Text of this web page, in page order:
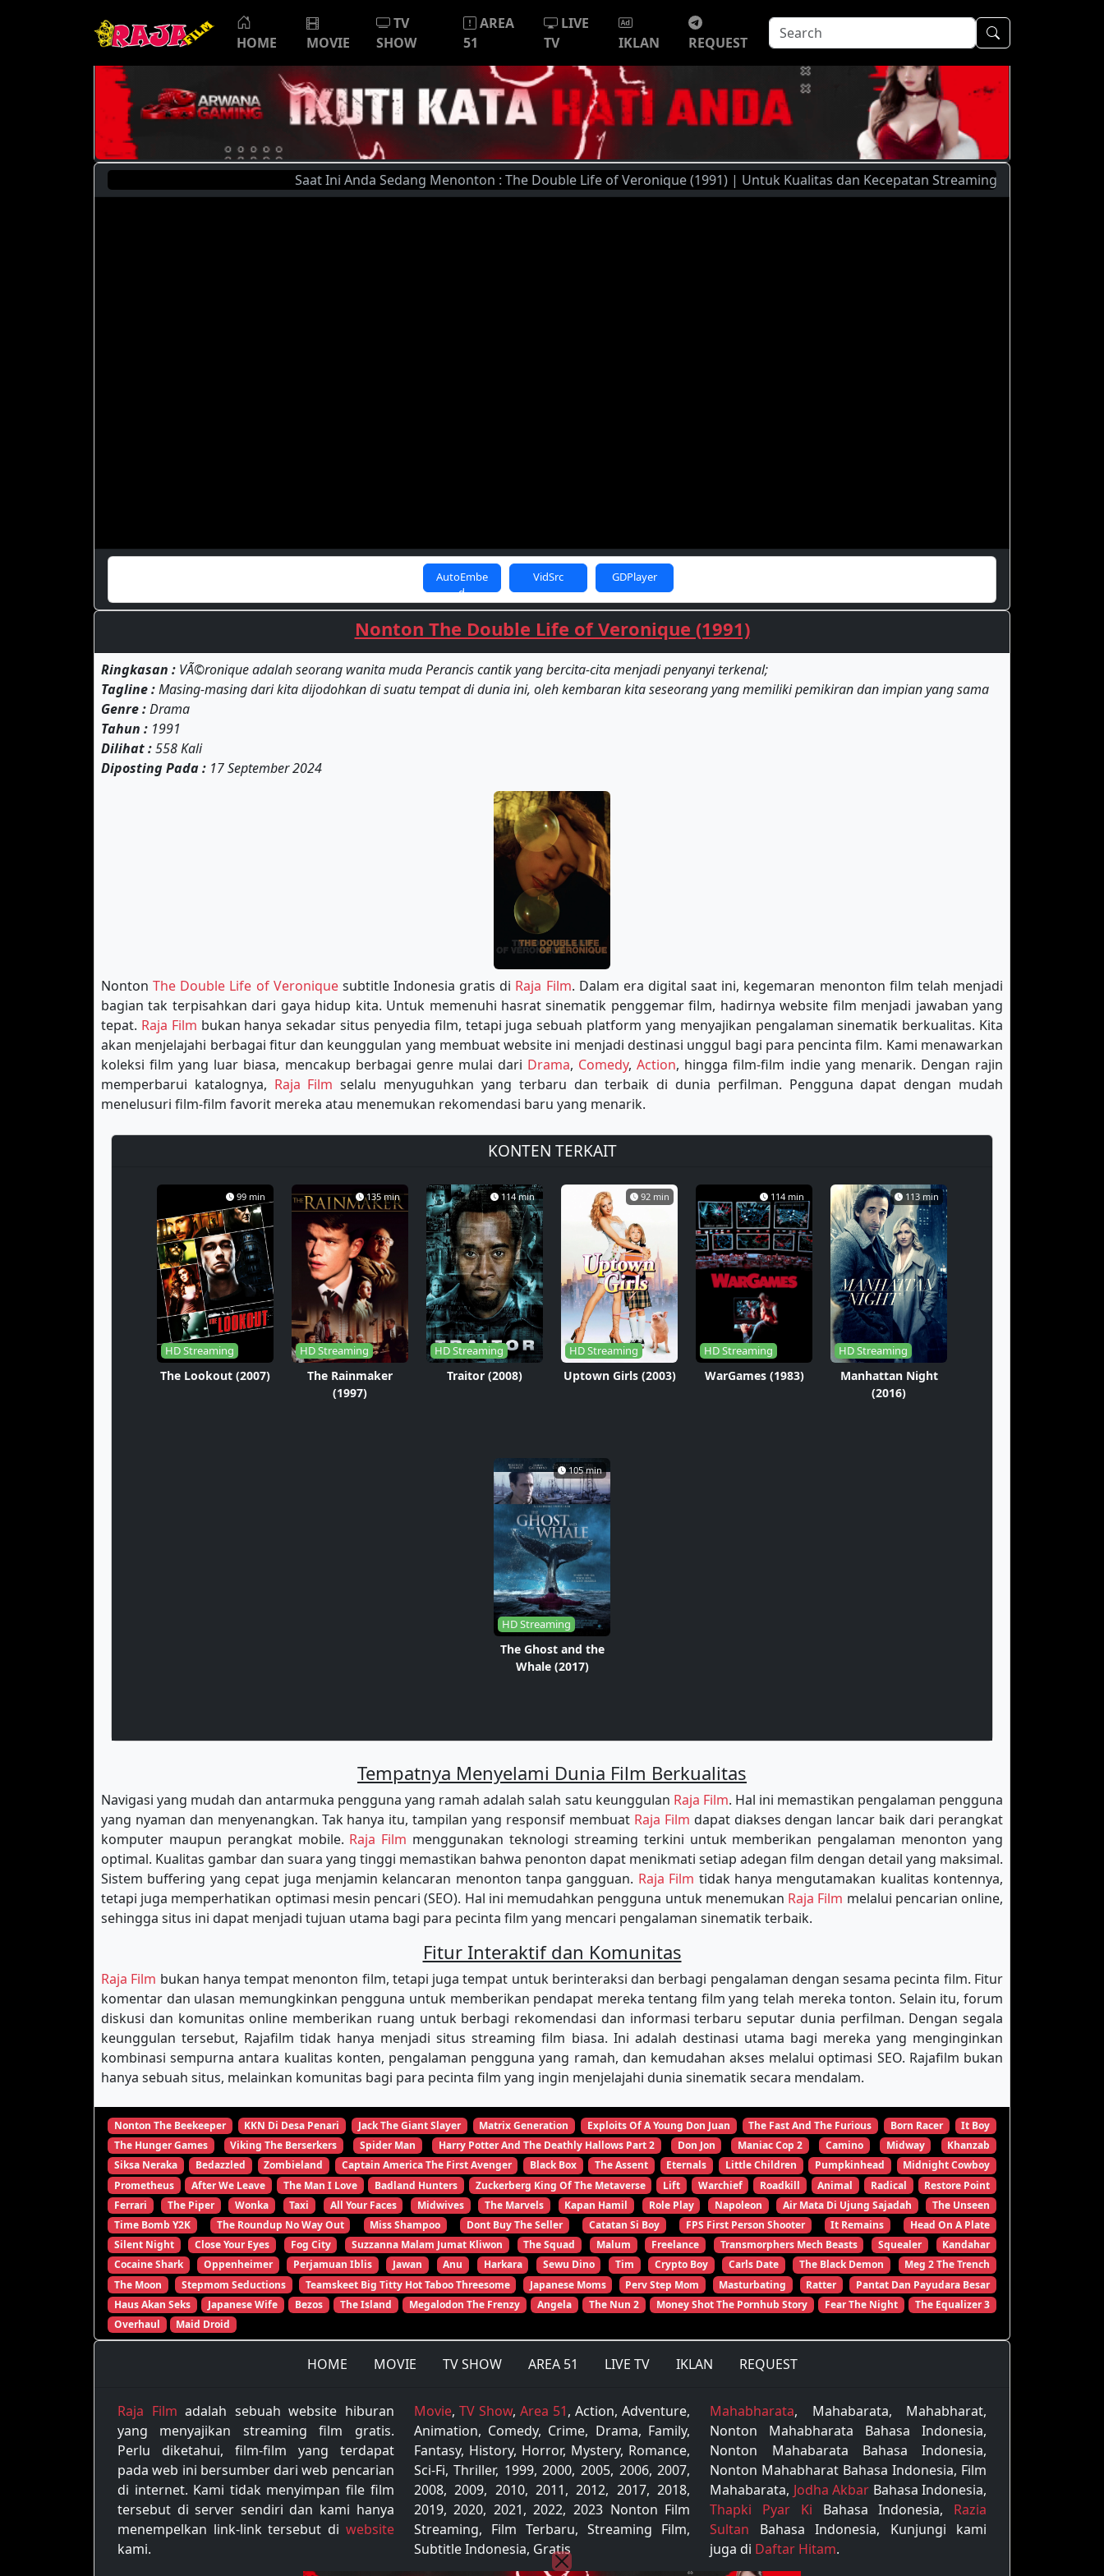
HOME MOVIE
TV
SHOW
AREA
51
LIVE
TV
IKLAN REQUEST
Saat Ini Anda Sedang Menonton : The Double Life of Veronique (1991) | Untuk Kualitas dan Kecepatan Streaming Yang Lebih Baik,
AutoEmbe
d
VidSrc GDPlayer
Nonton The Double Life of Veronique (1991)
Ringkasan : VÃ©ronique adalah seorang wanita muda Perancis cantik yang bercita-cita menjadi penyanyi terkenal;
Tagline :Masing-masing dari kita dijodohkan di suatu tempat di dunia ini, oleh kembaran kita seseorang yang memiliki pemikiran dan impian yang sama
Genre :Drama
Tahun : 1991
Dilihat :558 Kali
Diposting Pada : 17 September 2024
NontonThe Double Life of Veroniquesubtitle Indonesia gratis di Raja Film. Dalam era digital saat ini, kegemaran menonton film telah menjadi
bagian tak terpisahkan dari gaya hidup kita. Untuk memenuhi hasrat sinematik penggemar film, hadirnya website film menjadi jawaban yang
tepat. Raja Film bukan hanya sekadar situs penyedia film, tetapi juga sebuah platform yang menyajikan pengalaman sinematik berkualitas. Kita
akan menjelajahi berbagai fitur dan keunggulan yang membuat website ini menjadi destinasi unggul bagi para pencinta film. Kami menawarkan
koleksi film yang luar biasa, mencakup berbagai genre mulai dari Drama, Comedy,Action, hingga film-film indie yang menarik. Dengan rajin
memperbarui katalognya, Raja Film selalu menyuguhkan yang terbaru dan terbaik di dunia perfilman. Pengguna dapat dengan mudah
menelusuri film-film favorit mereka atau menemukan rekomendasi baru yang menarik.
KONTEN TERKAIT
99 min
HD Streaming
The Lookout (2007)
135 min
HD Streaming
The Rainmaker
(1997)
114 min
HD Streaming
Traitor (2008)
92 min
HD Streaming
Uptown Girls (2003)
114 min
HD Streaming
WarGames (1983)
113 min
HD Streaming
Manhattan Night
(2016)
105 min
HD Streaming
The Ghost and the
Whale (2017)
Tempatnya Menyelami Dunia Film Berkualitas
Navigasi yang mudah dan antarmuka pengguna yang ramah adalah salah satu keunggulan Raja Film. Hal ini memastikan pengalaman pengguna
yang nyaman dan menyenangkan. Tak hanya itu, tampilan yang responsif membuat Raja Film dapat diakses dengan lancar baik dari perangkat
komputer maupun perangkat mobile. Raja Film menggunakan teknologi streaming terkini untuk memberikan pengalaman menonton yang
optimal. Kualitas gambar dan suara yang tinggi memastikan bahwa penonton dapat menikmati setiap adegan film dengan detail yang maksimal.
Sistem buffering yang cepat juga menjamin kelancaran menonton tanpa gangguan. Raja Film tidak hanya mengutamakan kualitas kontennya,
tetapi juga memperhatikan optimasi mesin pencari (SEO). Hal ini memudahkan pengguna untuk menemukan Raja Film melalui pencarian online,
sehingga situs ini dapat menjadi tujuan utama bagi para pecinta film yang mencari pengalaman sinematik terbaik.
Fitur Interaktif dan Komunitas
Raja Film bukan hanya tempat menonton film, tetapi juga tempat untuk berinteraksi dan berbagi pengalaman dengan sesama pecinta film. Fitur
komentar dan ulasan memungkinkan pengguna untuk memberikan pendapat mereka tentang film yang telah mereka tonton. Selain itu, forum
diskusi dan komunitas online memberikan ruang untuk berbagi rekomendasi dan informasi terbaru seputar dunia perfilman. Dengan segala
keunggulan tersebut, Rajafilm tidak hanya menjadi situs streaming film biasa. Ini adalah destinasi utama bagi mereka yang menginginkan
kombinasi sempurna antara kualitas konten, pengalaman pengguna yang ramah, dan kemudahan akses melalui optimasi SEO. Rajafilm bukan
hanya sebuah situs, melainkan komunitas bagi para pecinta film yang ingin menjelajahi dunia sinematik secara mendalam.
Nonton The Beekeeper KKN Di Desa Penari Jack The Giant Slayer Matrix Generation Exploits Of A Young Don Juan The Fast And The Furious Born Racer
It Boy
The Hunger Games
Viking The Berserkers Spider Man Harry Potter And The Deathly Hallows Part 2 Don Jon Maniac Cop 2 Camino Midway
Khanzab
Siksa Neraka
Bedazzled Zombieland Captain America The First Avenger Black Box The Assent Eternals Little Children Pumpkinhead
Midnight Cowboy
Prometheus
After We Leave The Man I Love Badland Hunters Zuckerberg King Of The Metaverse Lift Warchief Roadkill Animal Radical
Restore Point
Ferrari
The Piper Wonka Taxi All Your Faces Midwives The Marvels Kapan Hamil Role Play Napoleon Air Mata Di Ujung Sajadah
The Unseen
Time Bomb Y2K
The Roundup No Way Out Miss Shampoo Dont Buy The Seller Catatan Si Boy FPS First Person Shooter It Remains
Head On A Plate
Silent Night
Close Your Eyes Fog City Suzzanna Malam Jumat Kliwon The Squad Malum Freelance Transmorphers Mech Beasts Squealer
Kandahar
Cocaine Shark
Oppenheimer Perjamuan Iblis Jawan Anu Harkara Sewu Dino Tim Crypto Boy Carls Date The Black Demon
Meg 2 The Trench
The Moon
Stepmom Seductions Teamskeet Big Titty Hot Taboo Threesome Japanese Moms Perv Step Mom Masturbating Ratter
Pantat Dan Payudara Besar
Haus Akan Seks
Japanese Wife Bezos The Island Megalodon The Frenzy Angela The Nun 2 Money Shot The Pornhub Story Fear The Night
The Equalizer 3
Overhaul
Maid Droid
HOME MOVIE TV SHOW AREA 51 LIVE TV IKLAN REQUEST
Raja Film adalah sebuah website hiburan
yang menyajikan streaming film gratis.
Perlu diketahui, film-film yang terdapat
pada web ini bersumber dari web pencarian
di internet. Kami tidak menyimpan file film
tersebut di server sendiri dan kami hanya
menempelkan link-link tersebut di website
kami.
Movie, TV Show, Area 51, Action, Adventure,
Animation, Comedy, Crime, Drama, Family,
Fantasy, History, Horror, Mystery, Romance,
Sci-Fi, Thriller, 1999, 2000, 2005, 2006, 2007,
2008, 2009, 2010, 2011, 2012, 2017, 2018,
2019, 2020, 2021, 2022, 2023 Nonton Film
Streaming, Film Terbaru, Streaming Film,
Subtitle Indonesia, Gratis
Mahabharata, Mahabarata, Mahabharat,
Nonton Mahabharata Bahasa Indonesia,
Nonton Mahabarata Bahasa Indonesia,
Nonton Mahabharat Bahasa Indonesia, Film
Mahabarata, Jodha Akbar Bahasa Indonesia,
Thapki Pyar Ki Bahasa Indonesia, Razia
Sultan Bahasa Indonesia, Kunjungi kami
juga di Daftar Hitam.